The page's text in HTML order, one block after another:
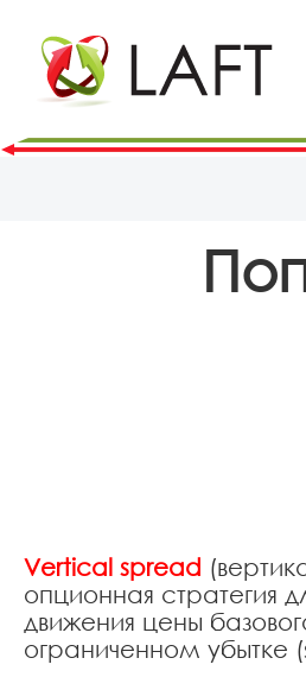
Vertical spread
опционная стратегия
движения цены
ограниченном убытке